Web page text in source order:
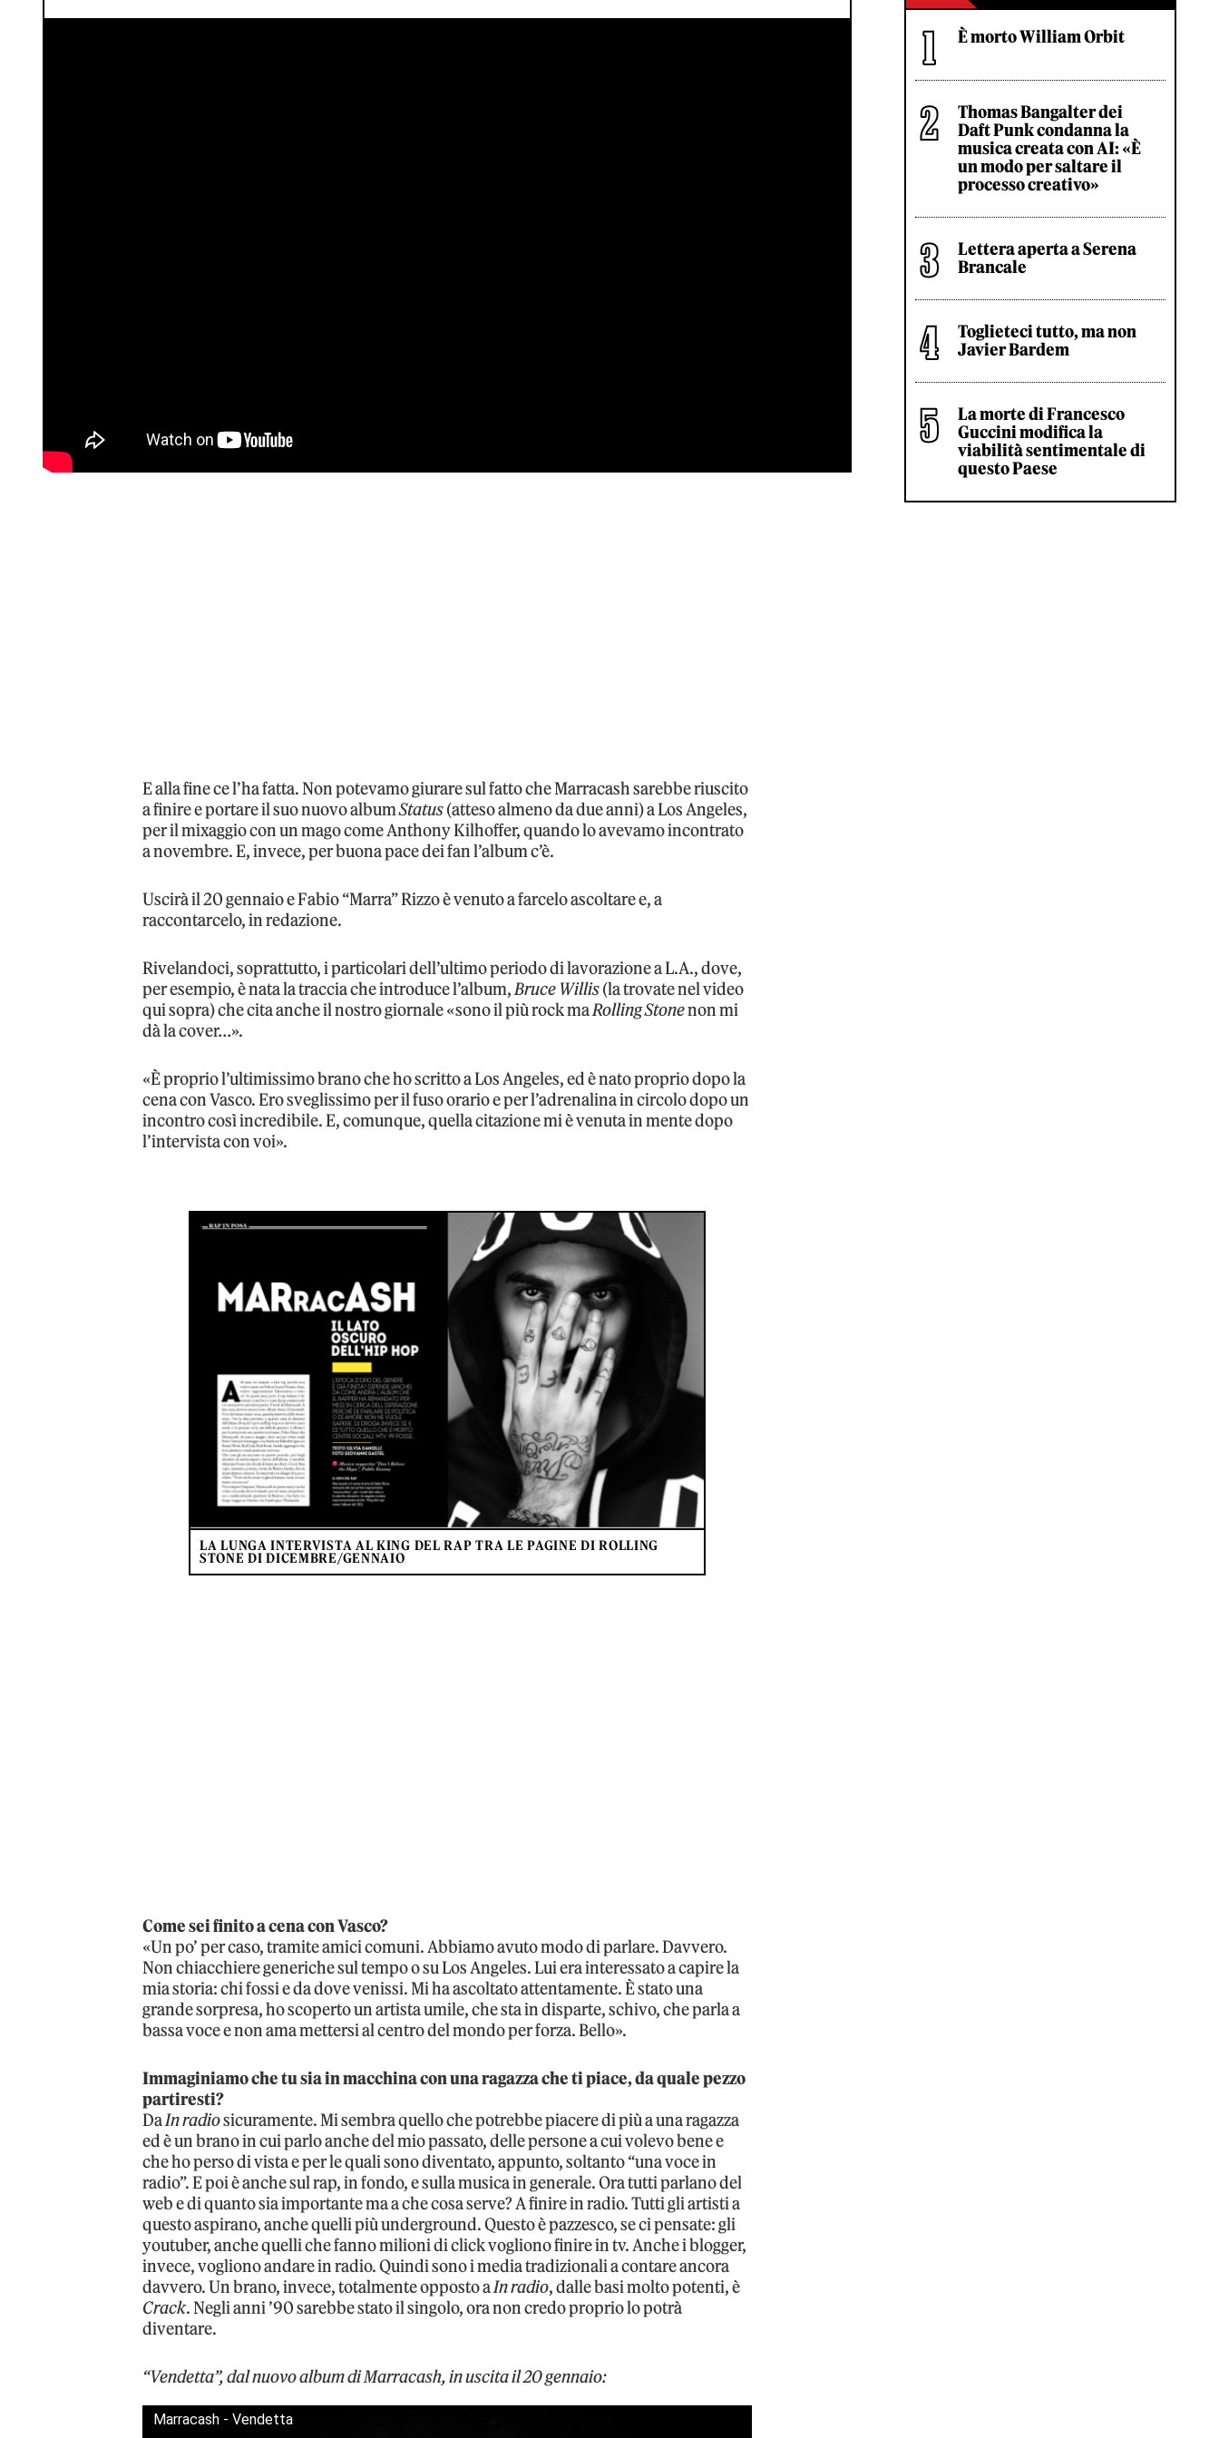
E alla fine ce l’ha fatta. Non potevamo giurare sul fatto che Marracash sarebbe riuscito
a finire e portare il suo nuovo albumStatus(atteso almeno da due anni) a Los Angeles,
per il mixaggio con un mago come Anthony Kilhoffer, quando lo avevamo incontrato
a novembre. E, invece, per buona pace dei fan l’album c’è.
Uscirà il 20 gennaio e Fabio “Marra” Rizzo è venuto a farcelo ascoltare e, a
raccontarcelo, in redazione.
Rivelandoci, soprattutto, i particolari dell’ultimo periodo di lavorazione a L.A., dove,
per esempio, è nata la traccia che introduce l’album,Bruce Willis(la trovate nel video
qui sopra) che cita anche il nostro giornale «sono il più rock maRolling Stonenon mi
dà la cover…».
«È proprio l’ultimissimo brano che ho scritto a Los Angeles, ed è nato proprio dopo la
cena con Vasco. Ero sveglissimo per il fuso orario e per l’adrenalina in circolo dopo un
incontro così incredibile. E, comunque, quella citazione mi è venuta in mente dopo
l’intervista con voi».
LA LUNGA INTERVISTA AL KING DEL RAP TRA LE PAGINE DI ROLLING
STONE DI DICEMBRE/GENNAIO
Come sei finito a cena con Vasco?
«Un po’ per caso, tramite amici comuni. Abbiamo avuto modo di parlare. Davvero.
Non chiacchiere generiche sul tempo o su Los Angeles. Lui era interessato a capire la
mia storia: chi fossi e da dove venissi. Mi ha ascoltato attentamente. È stato una
grande sorpresa, ho scoperto un artista umile, che sta in disparte, schivo, che parla a
bassa voce e non ama mettersi al centro del mondo per forza. Bello».
Immaginiamo che tu sia in macchina con una ragazza che ti piace, da quale pezzo
partiresti?
DaIn radiosicuramente. Mi sembra quello che potrebbe piacere di più a una ragazza
ed è un brano in cui parlo anche del mio passato, delle persone a cui volevo bene e
che ho perso di vista e per le quali sono diventato, appunto, soltanto “una voce in
radio”. E poi è anche sul rap, in fondo, e sulla musica in generale. Ora tutti parlano del
web e di quanto sia importante ma a che cosa serve? A finire in radio. Tutti gli artisti a
questo aspirano, anche quelli più underground. Questo è pazzesco, se ci pensate: gli
youtuber, anche quelli che fanno milioni di click vogliono finire in tv. Anche i blogger,
invece, vogliono andare in radio. Quindi sono i media tradizionali a contare ancora
davvero. Un brano, invece, totalmente opposto aIn radio, dalle basi molto potenti, è
Crack. Negli anni ’90 sarebbe stato il singolo, ora non credo proprio lo potrà
diventare.
“Vendetta”, dal nuovo album di Marracash, in uscita il 20 gennaio:
Marracash - Vendetta
È morto William Orbit
Thomas Bangalter dei
Daft Punk condanna la
musica creata con AI: «È
un modo per saltare il
processo creativo»
Lettera aperta a Serena
Brancale
Toglieteci tutto, ma non
Javier Bardem
La morte di Francesco
Guccini modifica la
viabilità sentimentale di
questo Paese